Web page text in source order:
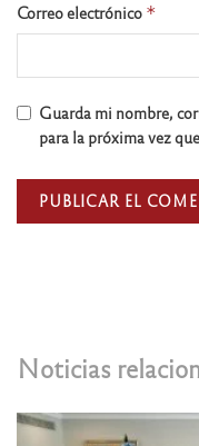
Noticias
Correo electrónico *
Guarda mi nombre,
para la próxima vez